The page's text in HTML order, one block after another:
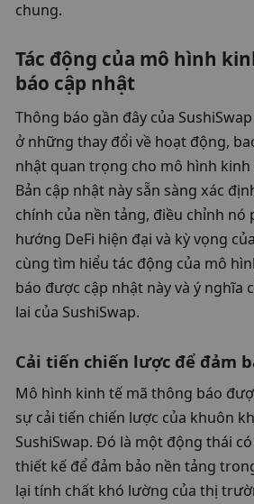
chung.
Tác động của mô hình
báo cập nhật
Thông báo gần đây của
ở những thay đổi về hoạt động,
nhật quan trọng cho mô hình kinh
Bản cập nhật này sẵn sàng xác
chính của nền tảng, điều chỉnh nó
hướng DeFi hiện đại và kỳ vọng
cùng tìm hiểu tác động của mô
báo được cập nhật này và ý nghĩa
lai của SushiSwap.
Cải tiến chiến lược để đảm
Mô hình kinh tế mã thông báo
sự cải tiến chiến lược của khuôn
SushiSwap. Đó là một động thái
thiết kế để đảm bảo nền tảng
lại tính chất khó lường của thị